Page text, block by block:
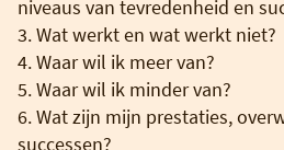
niveaus van tevredenheid en
3. Wat werkt en wat werkt niet?
4. Waar wil ik meer van?
5. Waar wil ik minder van?
6. Wat zijn mijn prestaties,
successen?